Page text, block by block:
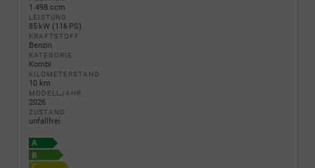
1.498 ccm
LEISTUNG
85 kW (116 PS)
KRAFTSTOFF
Benzin
KATEGORIE
Kombi
KILOMETERSTAND
10 km
MODELLJAHR
2026
ZUSTAND
unfallfrei